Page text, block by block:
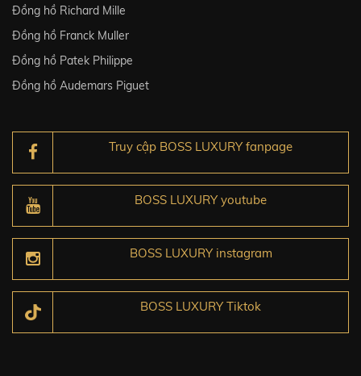
Đồng hồ Richard Mille
Đồng hồ Franck Muller
Đồng hồ Patek Philippe
Đồng hồ Audemars Piguet
Truy cập BOSS LUXURY fanpage
BOSS LUXURY youtube
BOSS LUXURY instagram
BOSS LUXURY Tiktok